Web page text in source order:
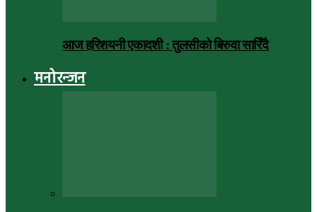
आज हरिशयनी एकादशी : तुलसीको बिरुवा सारिँदै
मनोरन्जन